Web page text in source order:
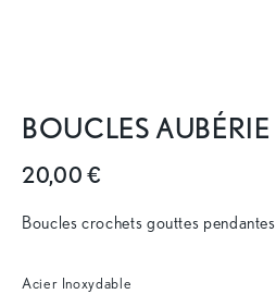
BOUCLES AUBÉRIE
20,00 €
Boucles crochets gouttes pendantes
Acier Inoxydable